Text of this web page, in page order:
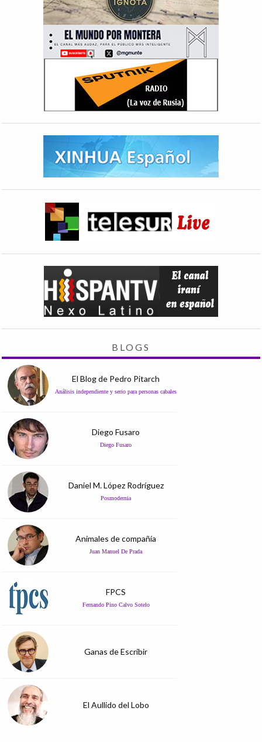
BLOGS
El Blog de Pedro Pitarch
Análisis independiente y serio para personas cabales
Diego Fusaro
Diego Fusaro
Daniel M. López Rodríguez
Posmodernia
Animales de compañía
Juan Manuel De Prada
FPCS
Fernando Pino Calvo Sotelo
Ganas de Escribir
El Aullido del Lobo